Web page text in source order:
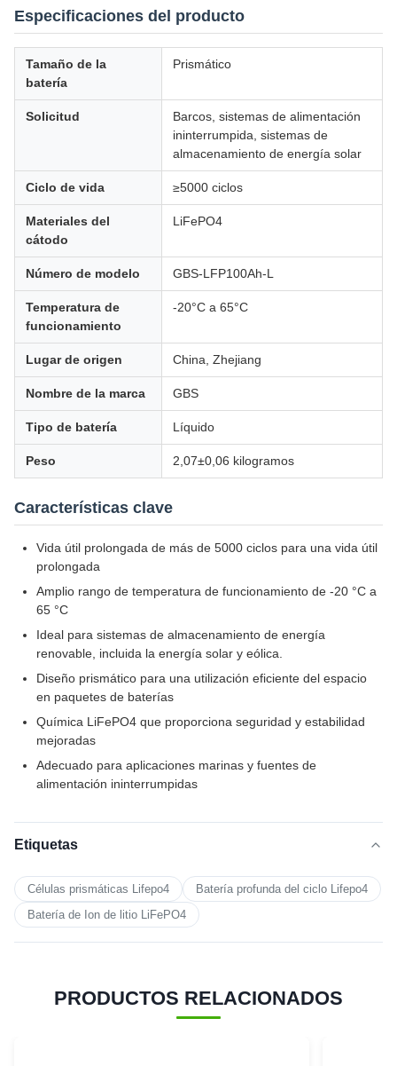
Especificaciones del producto
Tamaño de la
batería
Prismático
Solicitud
Barcos, sistemas de alimentación
ininterrumpida, sistemas de
almacenamiento de energía solar
Ciclo de vida ≥5000 ciclos
Materiales del
cátodo
LiFePO4
Número de modelo GBS-LFP100Ah-L
Temperatura de
funcionamiento
-20°C a 65°C
Lugar de origen China, Zhejiang
Nombre de la marca GBS
Tipo de batería Líquido
Peso 2,07±0,06 kilogramos
Características clave
Vida útil prolongada de más de 5000 ciclos para una vida útil
prolongada
Amplio rango de temperatura de funcionamiento de -20 °C a
65 °C
Ideal para sistemas de almacenamiento de energía
renovable, incluida la energía solar y eólica.
Diseño prismático para una utilización eficiente del espacio
en paquetes de baterías
Química LiFePO4 que proporciona seguridad y estabilidad
mejoradas
Adecuado para aplicaciones marinas y fuentes de
alimentación ininterrumpidas
Etiquetas
Células prismáticas Lifepo4
Batería profunda del ciclo Lifepo4
Batería de Ion de litio LiFePO4
PRODUCTOS RELACIONADOS